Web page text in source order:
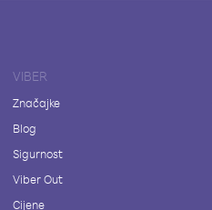
VIBER
Značajke
Blog
Sigurnost
Viber Out
Cijene